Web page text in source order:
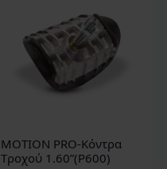
MOTION PRO-Κόντρα
Tροχού 1.60”(P600)